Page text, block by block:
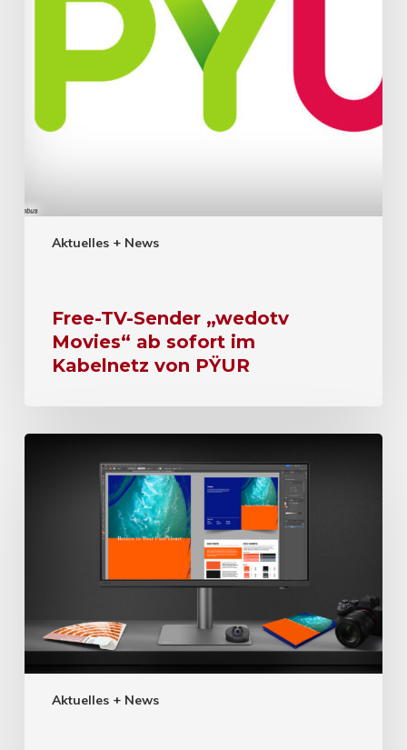
Aktuelles + News
Free-TV-Sender „wedotv
Movies“ ab sofort im
Kabelnetz von PŸUR
Aktuelles + News